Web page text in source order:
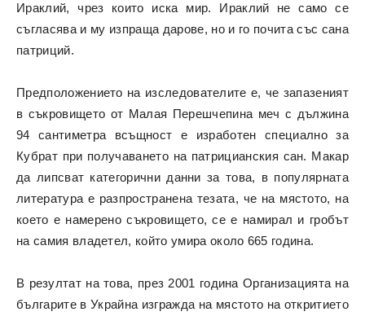
Ираклий, чрез които иска мир. Ираклий не само се
съгласява и му изпраща дарове, но и го почита със сана
патриций.
Предположението на изследователите е, че запазеният
в съкровището от Малая Перешчепина меч с дължина
94 сантиметра всъщност е изработен специално за
Кубрат при получаването на патрицианския сан. Макар
да липсват категорични данни за това, в популярната
литература е разпространена тезата, че на мястото, на
което е намерено съкровището, се е намирал и гробът
на самия владетел, който умира около 665 година.
В резултат на това, през 2001 година Организацията на
българите в Украйна изгражда на мястото на откритието